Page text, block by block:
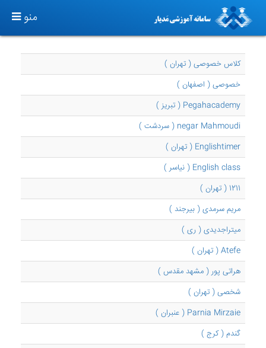
منو
کلاس خصوصی ( تهران )
خصوصی ( اصفهان )
Pegahacademy ( تبریز )
negar Mahmoudi ( سردشت )
Englishtimer ( تهران )
English class ( نیاسر )
1211 ( تهران )
مریم سرمدی ( بیرجند )
میتراجدیدی ( ری )
Atefe ( تهران )
هراتی پور ( مشهد مقدس )
شخصی ( تهران )
Parnia Mirzaie ( عنبران )
گندم ( کرج )